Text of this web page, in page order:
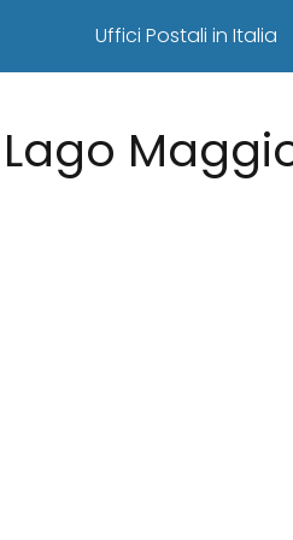
Uffici Postali in Italia